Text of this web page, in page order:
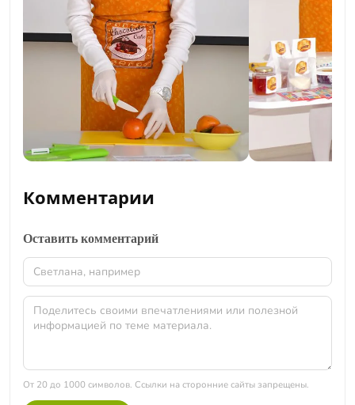
Комментарии
Оставить комментарий
От 20 до 1000 символов. Ссылки на сторонние сайты запрещены.